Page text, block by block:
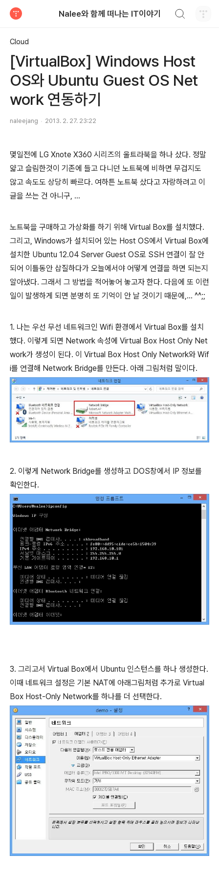
Nalee와 함께 떠나는 IT이야기
Cloud
[VirtualBox] Windows Host
OS와 Ubuntu Guest OS Net
work 연동하기
naleejang 2013. 2. 27. 23:22
몇일전에 LG Xnote X360 시리즈의 울트라북을 하나 샀다. 정말
얇고 슬림한것이 기존에 들고 다니던 노트북에 비하면 무겁지도
않고 속도도 상당히 빠르다. 여하튼 노트북 샀다고 자랑하려고 이
글을 쓰는 건 아니구, ...
노트북을 구매하고 가상화를 하기 위해 Virtual Box를 설치했다.
그리고, Windows가 설치되어 있는 Host OS에서 Virtual Box에
설치한 Ubuntu 12.04 Server Guest OS로 SSH 연결이 잘 안
되어 이틀동안 삽질하다가 오늘에서야 어떻게 연결을 하면 되는지
알아냈다. 그래서 그 방법을 적어놓어 놓고자 한다. 다음에 또 이런
일이 발생하게 되면 분명히 또 기억이 안 날 것이기 때문에,... ^^;;
1. 나는 우선 무선 네트워크인 Wifi 환경에서 Virtual Box를 설치
했다. 이렇게 되면 Network 속성에 Virtual Box Host Only Net
work가 생성이 된다. 이 Virtual Box Host Only Network와 Wif
i를 연결해 Network Bridge를 만든다. 아래 그림처럼 말이다.
2. 이렇게 Network Bridge를 생성하고 DOS창에서 IP 정보를
확인한다.
3. 그리고서 Virtual Box에서 Ubuntu 인스턴스를 하나 생성한다.
이때 네트워크 설정은 기본 NAT에 아래그림처럼 추가로 Virtual
Box Host-Only Network를 하나를 더 선택한다.